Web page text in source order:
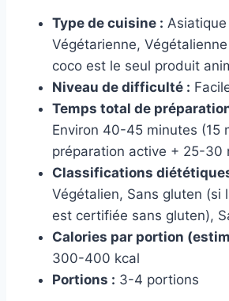
Type de cuisine :
Végétarienne,
coco est le seul produit
Niveau de difficulté :
Temps total de
Environ 40-45 minutes (15
préparation active + 25-30
Classifications
Végétalien, Sans gluten (si
est certifiée sans gluten),
Calories par portion
300-400 kcal
Portions : 3-4 portions